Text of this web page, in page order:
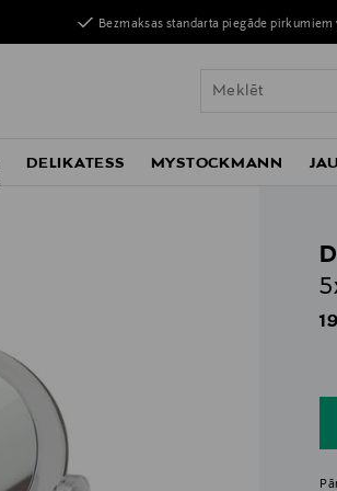
Bezmaksas standarta piegāde pirkumiem
DELIKATESS MYSTOCKMANN